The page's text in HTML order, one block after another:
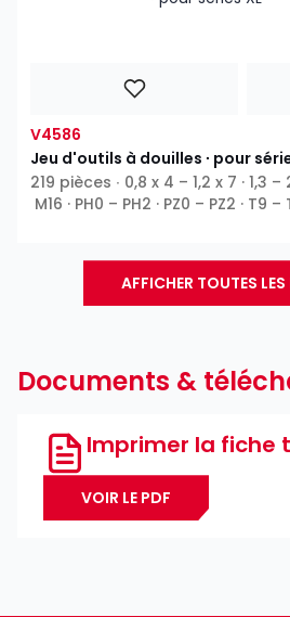
V4586
Jeu d'outils à douilles ∙ pour
219 pièces ∙ 0,8 x 4 – 1,2 x 7 · 1,3 –
M16 · PH0 – PH2 · PZ0 – PZ2 · T9 –
AFFICHER TOUTES
Documents &
Imprimer la fiche
VOIR LE PDF